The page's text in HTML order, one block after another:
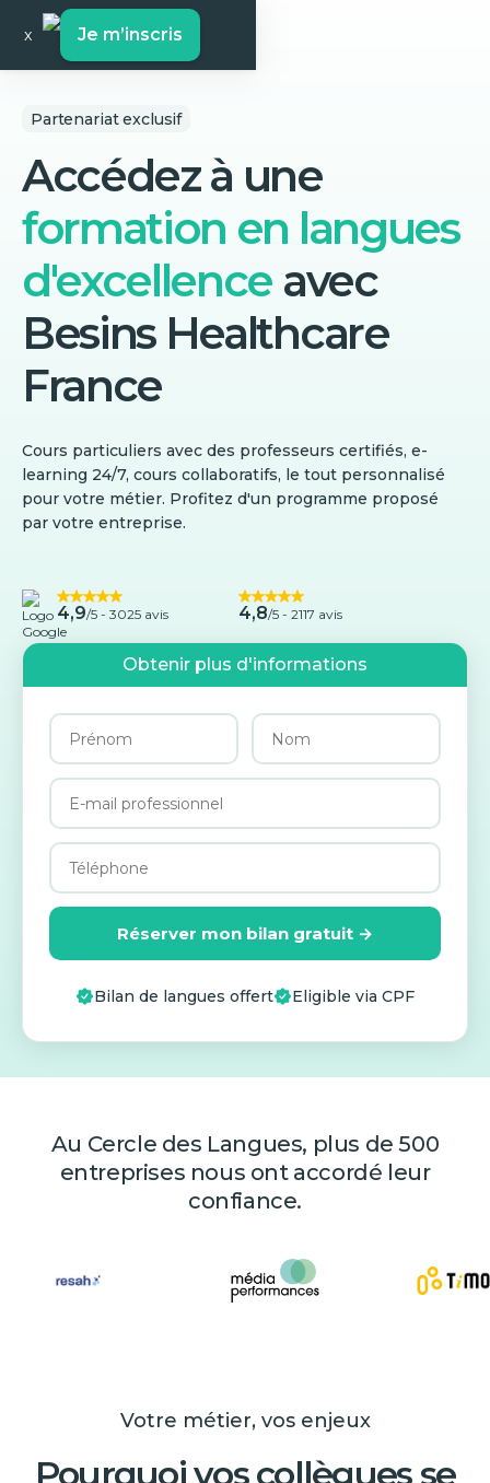
x Je m’inscris
Partenariat exclusif
Accédez à une
formation en langues
d'excellence avec
Besins Healthcare
France
Cours particuliers avec des professeurs certifiés, e-
learning 24/7, cours collaboratifs, le tout personnalisé
pour votre métier. Profitez d'un programme proposé
par votre entreprise.
4,9/5 - 3025 avis 4,8/5 - 2117 avis
Obtenir plus d'informations
Réserver mon bilan gratuit →
Bilan de langues offert Eligible via CPF
Au Cercle des Langues, plus de 500
entreprises nous ont accordé leur
confiance.
Votre métier, vos enjeux
Pourquoi vos collègues se